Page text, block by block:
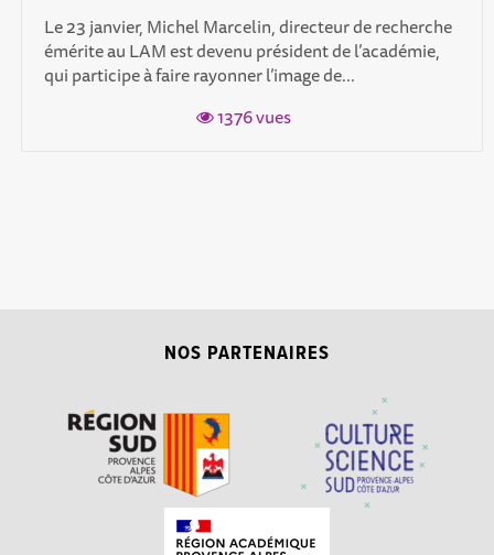
Le 23 janvier, Michel Marcelin, directeur de recherche
émérite au LAM est devenu président de l’académie,
qui participe à faire rayonner l’image de...
1376 vues
NOS PARTENAIRES